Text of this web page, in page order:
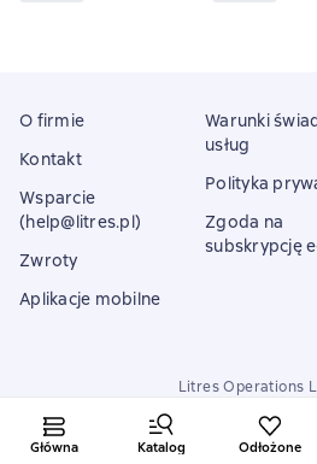
Główna Katalog Odłożone
O firmie
Kontakt
Wsparcie
(help@litres.pl)
Zwroty
Aplikacje mobilne
Warunki
usług
Polityka
Zgoda na
subskrypcję
Litres Operations